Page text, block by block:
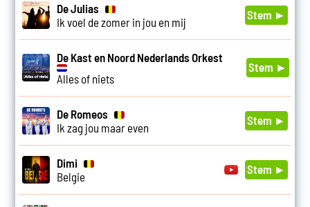
De Julias
Ik voel de zomer in jou en mij
Stem ►
De Kast en Noord Nederlands Orkest
Alles of niets
Stem ►
De Romeos
Ik zag jou maar even
Stem ►
Dimi
Belgie
Stem ►